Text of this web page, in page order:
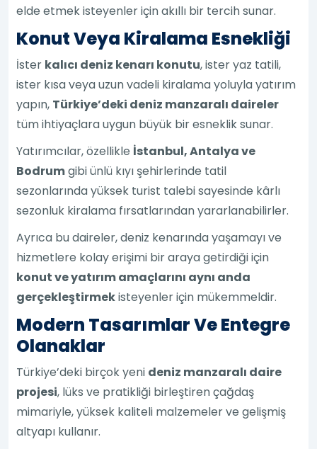
elde etmek isteyenler için akıllı bir tercih sunar.
Konut Veya Kiralama Esnekliği
İster kalıcı deniz kenarı konutu, ister yaz tatili,
ister kısa veya uzun vadeli kiralama yoluyla yatırım
yapın, Türkiye’deki deniz manzaralı daireler
tüm ihtiyaçlara uygun büyük bir esneklik sunar.
Yatırımcılar, özellikle İstanbul, Antalya ve
Bodrumgibi ünlü kıyı şehirlerinde tatil
sezonlarında yüksek turist talebi sayesinde kârlı
sezonluk kiralama fırsatlarından yararlanabilirler.
Ayrıca bu daireler, deniz kenarında yaşamayı ve
hizmetlere kolay erişimi bir araya getirdiği için
konut ve yatırım amaçlarını aynı anda
gerçekleştirmekisteyenler için mükemmeldir.
Modern Tasarımlar Ve Entegre
Olanaklar
Türkiye’deki birçok yeni deniz manzaralı daire
projesi, lüks ve pratikliği birleştiren çağdaş
mimariyle, yüksek kaliteli malzemeler ve gelişmiş
altyapı kullanır.